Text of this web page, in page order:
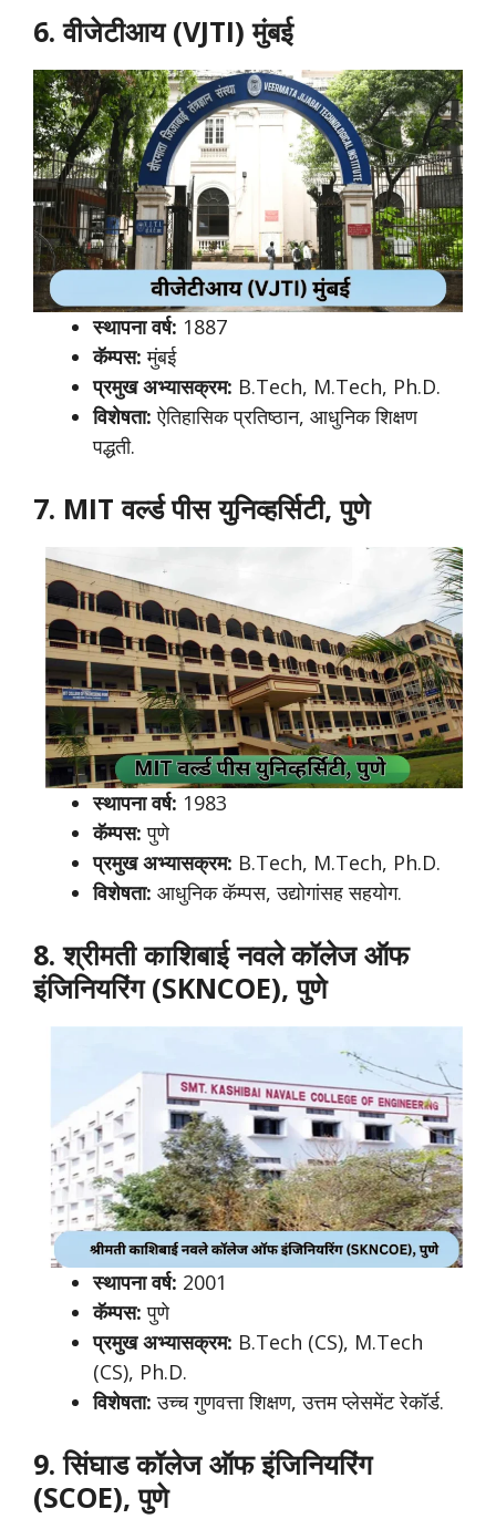
6. वीजेटीआय (VJTI) मुंबई
स्थापना वर्ष: 1887
कॅम्पस: मुंबई
प्रमुख अभ्यासक्रम: B.Tech, M.Tech, Ph.D.
विशेषता: ऐतिहासिक प्रतिष्ठान, आधुनिक शिक्षण
पद्धती.
7. MIT वर्ल्ड पीस युनिव्हर्सिटी, पुणे
स्थापना वर्ष: 1983
कॅम्पस: पुणे
प्रमुख अभ्यासक्रम: B.Tech, M.Tech, Ph.D.
विशेषता: आधुनिक कॅम्पस, उद्योगांसह सहयोग.
8. श्रीमती काशिबाई नवले कॉलेज ऑफ
इंजिनियरिंग (SKNCOE), पुणे
स्थापना वर्ष: 2001
कॅम्पस: पुणे
प्रमुख अभ्यासक्रम: B.Tech (CS), M.Tech
(CS), Ph.D.
विशेषता: उच्च गुणवत्ता शिक्षण, उत्तम प्लेसमेंट रेकॉर्ड.
9. सिंघाड कॉलेज ऑफ इंजिनियरिंग
(SCOE), पुणे